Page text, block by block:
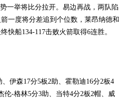
一举将比分拉开。易边再战，两队陷
一度将分差追到个位数，莱昂纳德和
快船134-117击败火箭取得6连胜。
伊森17分5板2助、霍勒迪16分2板4
伦-格林5分3助、当特4分2板2帽、威